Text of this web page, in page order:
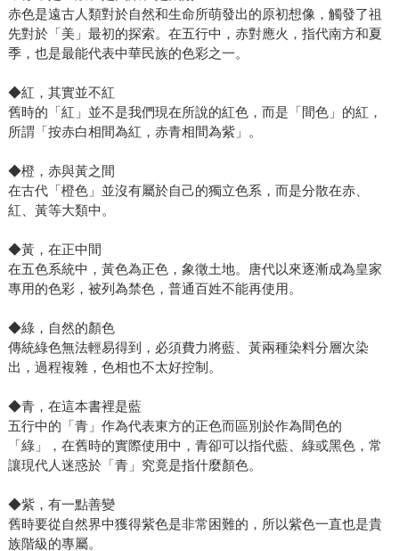
赤色是遠古人類對於自然和生命所萌發出的原初想像，觸發了祖
先對於「美」最初的探索。在五行中，赤對應火，指代南方和夏
季，也是最能代表中華民族的色彩之一。
◆紅，其實並不紅
舊時的「紅」並不是我們現在所說的紅色，而是「間色」的紅，
所謂「按赤白相間為紅，赤青相間為紫」。
◆橙，赤與黃之間
在古代「橙色」並沒有屬於自己的獨立色系，而是分散在赤、
紅、黃等大類中。
◆黃，在正中間
在五色系統中，黃色為正色，象徵土地。唐代以來逐漸成為皇家
專用的色彩，被列為禁色，普通百姓不能再使用。
◆綠，自然的顏色
傳統綠色無法輕易得到，必須費力將藍、黃兩種染料分層次染
出，過程複雜，色相也不太好控制。
◆青，在這本書裡是藍
五行中的「青」作為代表東方的正色而區別於作為間色的
「綠」，在舊時的實際使用中，青卻可以指代藍、綠或黑色，常
讓現代人迷惑於「青」究竟是指什麼顏色。
◆紫，有一點善變
舊時要從自然界中獲得紫色是非常困難的，所以紫色一直也是貴
族階級的專屬。